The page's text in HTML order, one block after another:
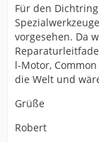
Für den
vorgesehen. Da
l-Motor,
die Welt und
Grüße
Robert